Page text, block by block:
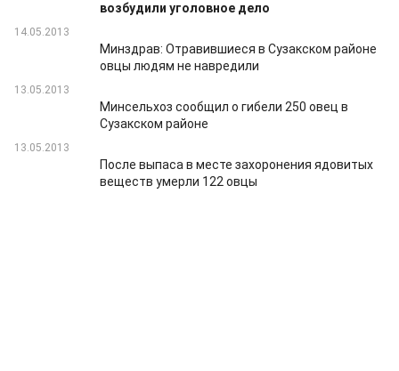
возбудили уголовное дело
14.05.2013
Минздрав: Отравившиеся в Сузакском районе
овцы людям не навредили
13.05.2013
Минсельхоз сообщил о гибели 250 овец в
Сузакском районе
13.05.2013
После выпаса в месте захоронения ядовитых
веществ умерли 122 овцы